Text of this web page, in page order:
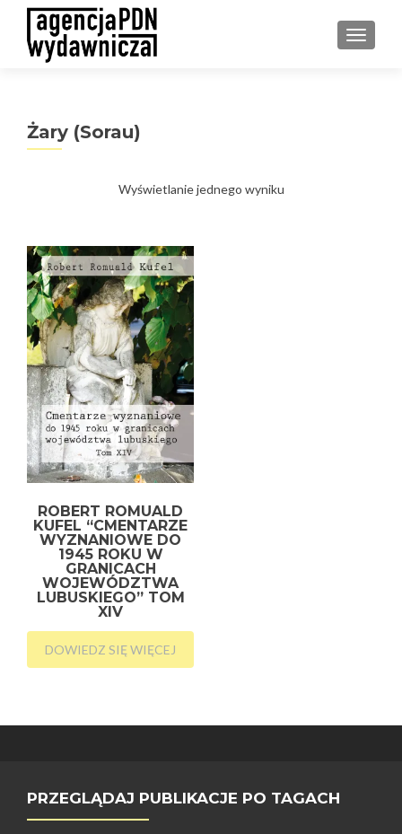
Żary (Sorau)
Wyświetlanie jednego wyniku
ROBERT ROMUALD
KUFEL “CMENTARZE
WYZNANIOWE DO
1945 ROKU W
GRANICACH
WOJEWÓDZTWA
LUBUSKIEGO” TOM
XIV
DOWIEDZ SIĘ WIĘCEJ
PRZEGLĄDAJ PUBLIKACJE PO TAGACH